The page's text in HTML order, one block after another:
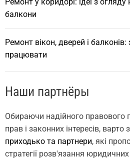
Ремонт у коридорі: ідеї з огляду
балкони
Ремонт вікон, дверей і
працювати
Наши партнёры
Обираючи надійного правового
прав і законних інтересів, варто
приходько та партнери, які
стратегії розв'язання